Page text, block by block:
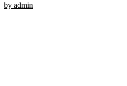
by admin